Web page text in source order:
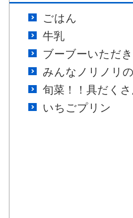
ごはん
牛乳
ブーブーいただ
みんなノリノリ
旬菜！！具だく
いちごプリン